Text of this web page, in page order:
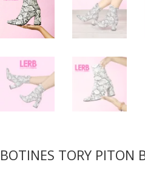
BOTINES TORY PITON